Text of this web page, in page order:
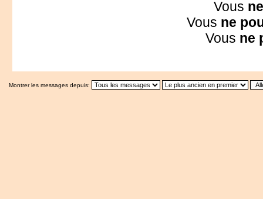
Vous
Vous ne
Vous ne
Montrer les messages depuis: